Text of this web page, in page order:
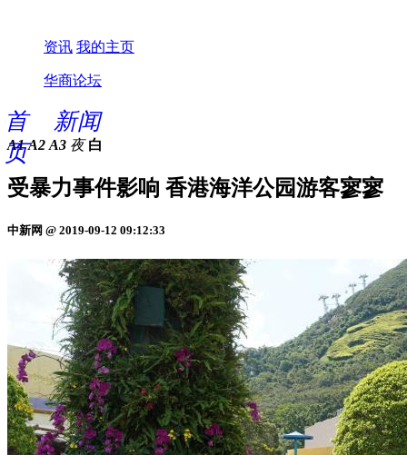
资讯 我的主页
华商论坛
首
页
新闻
A1 A2 A3 夜 白
受暴力事件影响 香港海洋公园游客寥寥
中新网 @ 2019-09-12 09:12:33